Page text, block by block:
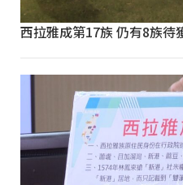
西拉雅成第17族 仍有8族待